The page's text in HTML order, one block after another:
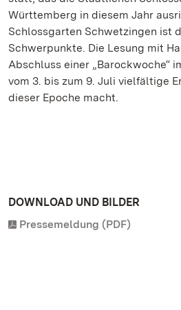
Württemberg in diesem Jahr
Schlossgarten Schwetzingen ist
Schwerpunkte. Die Lesung mit
Abschluss einer „Barockwoche“
vom 3. bis zum 9. Juli vielfältige
dieser Epoche macht.
DOWNLOAD UND BILDER
Pressemeldung (PDF)